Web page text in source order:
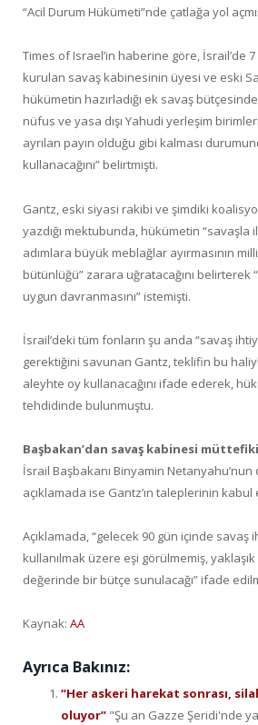
“Acil Durum Hükümeti”nde çatlağa yol
Times of Israel’in haberine göre, İsrail’de 7
kurulan savaş kabinesinin üyesi ve eski
hükümetin hazırladığı ek savaş
nüfus ve yasa dışı Yahudi yerleşim
ayrılan payın olduğu gibi kalması
kullanacağını” belirtmişti.
Gantz, eski siyasi rakibi ve şimdiki
yazdığı mektubunda, hükümetin “savaşla
adımlara büyük meblağlar ayırmasının
bütünlüğü” zarara uğratacağını belirterek
uygun davranmasını” istemişti.
İsrail’deki tüm fonların şu anda “savaş
gerektiğini savunan Gantz, teklifin bu
aleyhte oy kullanacağını ifade ederek,
tehdidinde bulunmuştu.
Başbakan’dan savaş kabinesi
İsrail Başbakanı Binyamin Netanyahu’nun
açıklamada ise Gantz’ın taleplerinin
Açıklamada, “gelecek 90 gün içinde savaş
kullanılmak üzere eşi görülmemiş,
değerinde bir bütçe sunulacağı” ifade
Kaynak: AA
Ayrıca Bakınız:
“Her askeri harekat sonrası,
oluyor” "Şu an Gazze Şeridi'nde